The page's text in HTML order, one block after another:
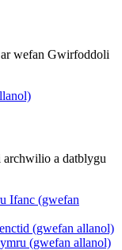
wefan Gwirfoddoli
a datblygu
Ifanc (gwefan
(gwefan allanol)
(gwefan allanol)